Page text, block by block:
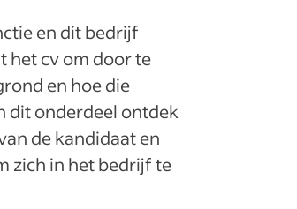
en dit bedrijf
het cv om door te
en hoe die
dit onderdeel ontdek
de kandidaat en
zich in het bedrijf te